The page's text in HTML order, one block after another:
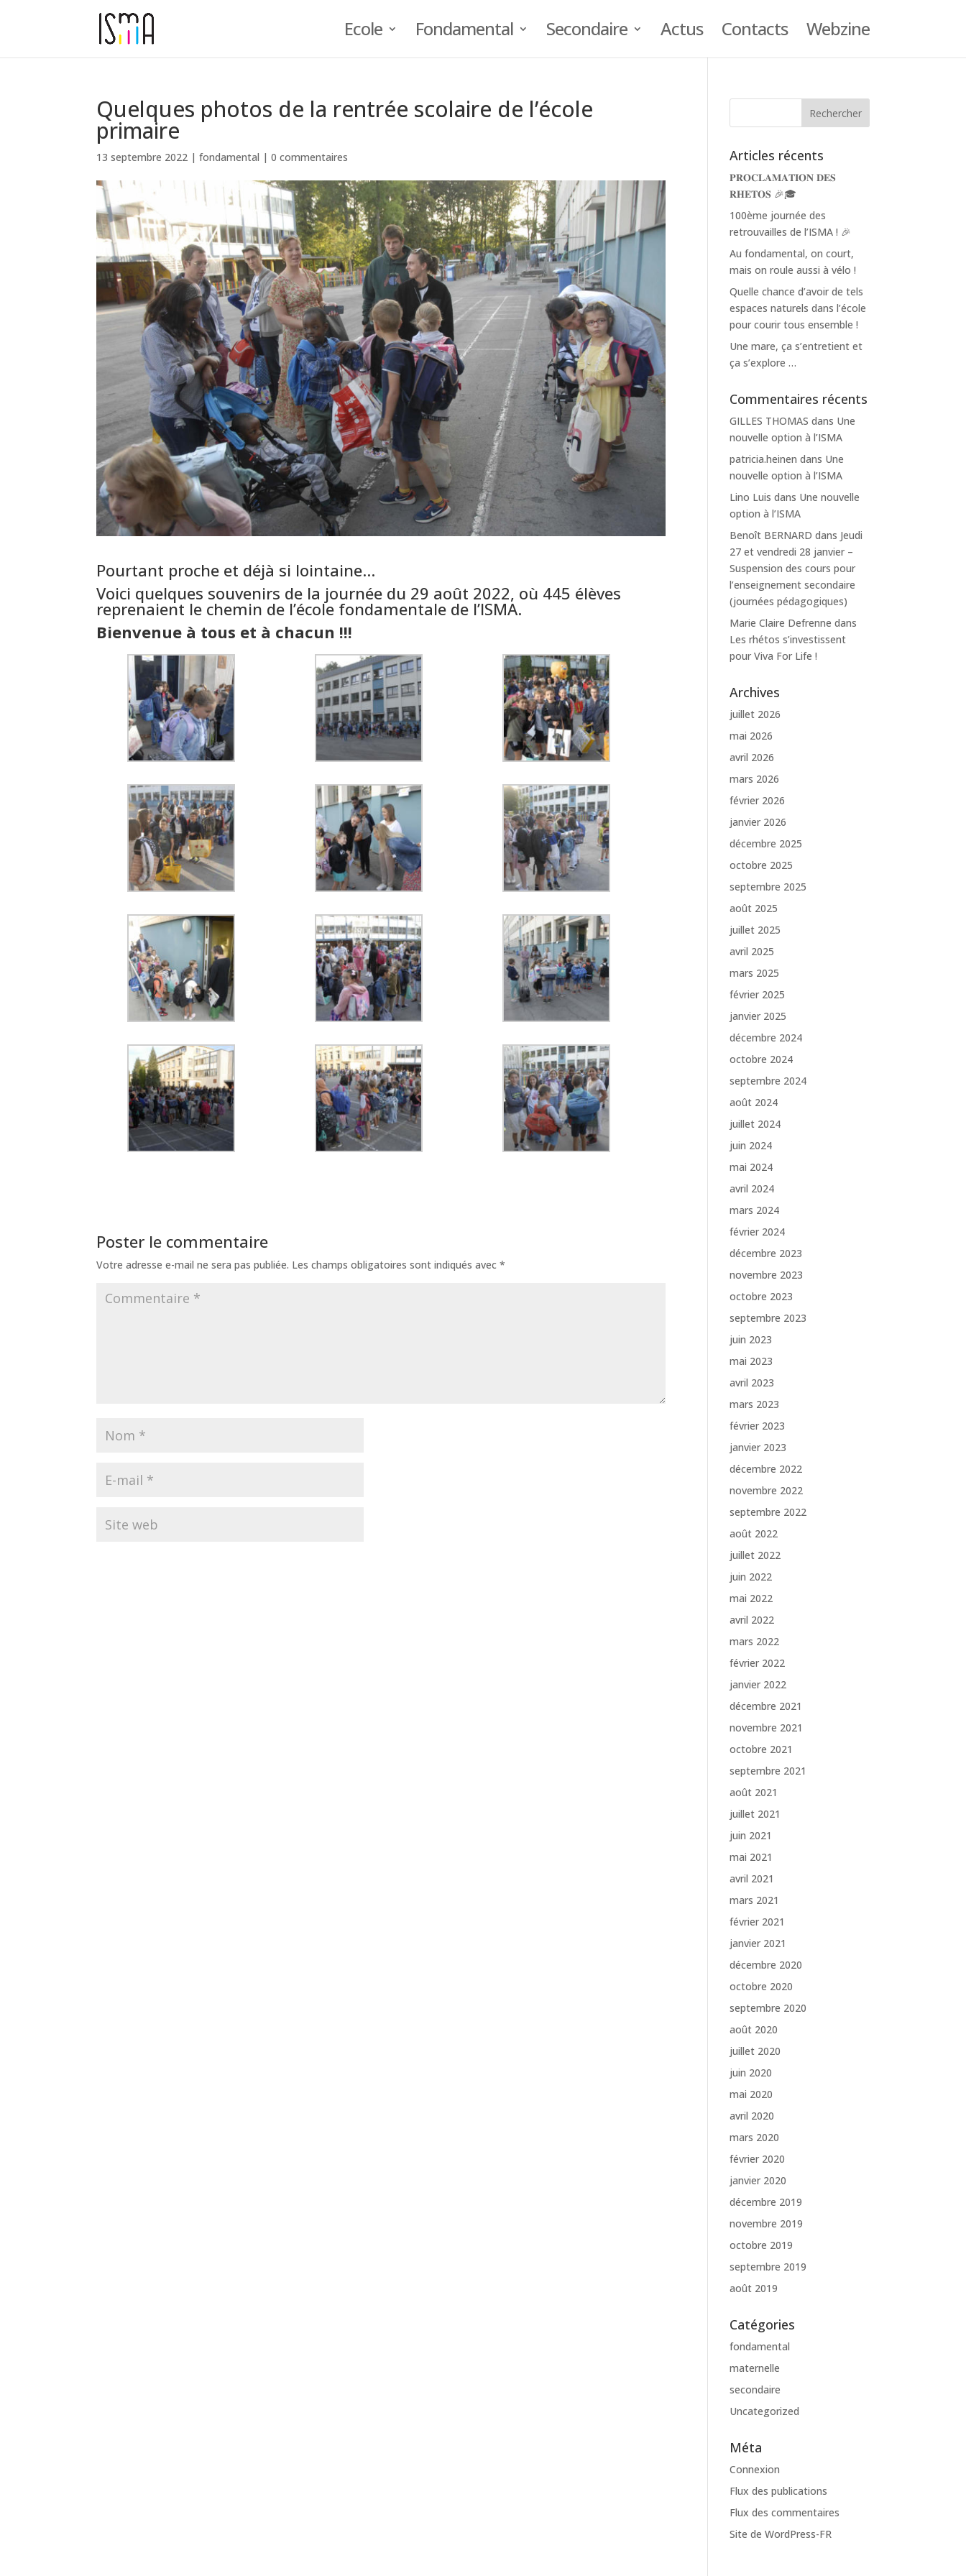
Ecole Fondamental Secondaire Actus Contacts Webzine
Quelques photos de la rentrée scolaire de l’école
primaire
13 septembre 2022 |fondamental |0 commentaires
Pourtant proche et déjà si lointaine…
Voici quelques souvenirs de la journée du 29 août 2022, où 445 élèves
reprenaient le chemin de l’école fondamentale de l’ISMA.
Bienvenue à tous et à chacun !!!
Poster le commentaire
Votre adresse e-mail ne sera pas publiée. Les champs obligatoires sont indiqués avec*
Articles récents
𝐏𝐑𝐎𝐂𝐋𝐀𝐌𝐀𝐓𝐈𝐎𝐍 𝐃𝐄𝐒
𝐑𝐇𝐄𝐓𝐎𝐒 🎉🎓
100ème journée des
retrouvailles de l’ISMA ! 🎉
Au fondamental, on court,
mais on roule aussi à vélo !
Quelle chance d’avoir de tels
espaces naturels dans l’école
pour courir tous ensemble !
Une mare, ça s’entretient et
ça s’explore …
Commentaires récents
GILLES THOMAS dans Une
nouvelle option à l’ISMA
patricia.heinen dans Une
nouvelle option à l’ISMA
Lino Luis dans Une nouvelle
option à l’ISMA
Benoît BERNARD dans Jeudi
27 et vendredi 28 janvier –
Suspension des cours pour
l’enseignement secondaire
(journées pédagogiques)
Marie Claire Defrenne dans
Les rhétos s’investissent
pour Viva For Life !
Archives
juillet 2026
mai 2026
avril 2026
mars 2026
février 2026
janvier 2026
décembre 2025
octobre 2025
septembre 2025
août 2025
juillet 2025
avril 2025
mars 2025
février 2025
janvier 2025
décembre 2024
octobre 2024
septembre 2024
août 2024
juillet 2024
juin 2024
mai 2024
avril 2024
mars 2024
février 2024
décembre 2023
novembre 2023
octobre 2023
septembre 2023
juin 2023
mai 2023
avril 2023
mars 2023
février 2023
janvier 2023
décembre 2022
novembre 2022
septembre 2022
août 2022
juillet 2022
juin 2022
mai 2022
avril 2022
mars 2022
février 2022
janvier 2022
décembre 2021
novembre 2021
octobre 2021
septembre 2021
août 2021
juillet 2021
juin 2021
mai 2021
avril 2021
mars 2021
février 2021
janvier 2021
décembre 2020
octobre 2020
septembre 2020
août 2020
juillet 2020
juin 2020
mai 2020
avril 2020
mars 2020
février 2020
janvier 2020
décembre 2019
novembre 2019
octobre 2019
septembre 2019
août 2019
Catégories
fondamental
maternelle
secondaire
Uncategorized
Méta
Connexion
Flux des publications
Flux des commentaires
Site de WordPress-FR